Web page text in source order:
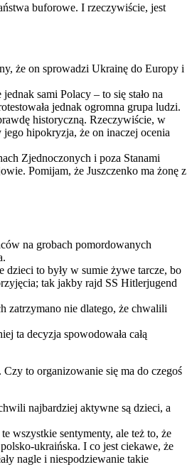
buforowe. I rzeczywiście, jest
że on sprowadzi Ukrainę do Europy i
sami Polacy – to się stało na
jednak ogromna grupa ludzi.
historyczną. Rzeczywiście, w
hipokryzja, że on inaczej ocenia
Zjednoczonych i poza Stanami
Pomijam, że Juszczenko ma żonę z
na grobach pomordowanych
to były w sumie żywe tarcze, bo
tak jakby rajd SS Hitlerjugend
zatrzymano nie dlatego, że chwalili
ta decyzja spowodowała całą
to organizowanie się ma do czegoś
najbardziej aktywne są dzieci, a
wszystkie sentymenty, ale też to, że
ukraińska. I co jest ciekawe, że
nagle i niespodziewanie takie